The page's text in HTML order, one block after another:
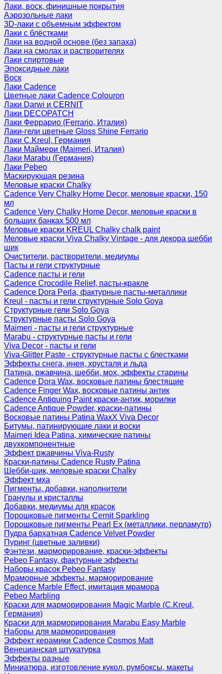
Лаки, воск, финишные покрытия
Аэрозольные лаки
3D-лаки с объемным эффектом
Лаки с блёстками
Лаки на водной основе (без запаха)
Лаки на смолах и растворителях
Лаки спиртовые
Эпоксидные лаки
Воск
Лаки Cadence
Цветные лаки Cadence Colouron
Лаки Darwi и CERNIT
Лаки DECOPATCH
Лаки Феррарио (Ferrario, Италия)
Лаки-гели цветные Gloss Shine Ferrario
Лаки C.Kreul, Германия
Лаки Маймери (Maimeri, Италия)
Лаки Marabu (Германия)
Лаки Pebeo
Маскирующая резина
Меловые краски Chalky
Cadence Very Chalky Home Decor, меловые краски, 150
мл
Cadence Very Chalky Home Decor, меловые краски в
больших банках 500 мл
Меловые краски KREUL Chalky chalk paint
Меловые краски Viva Chalky Vintage - для декора шебби
шик
Очистители, растворители, медиумы
Пасты и гели структурные
Cadence пасты и гели
Cadence Crocodile Relief, пасты-кракле
Cadence Dora Perla, фактурные пасты-металлики
Kreul - пасты и гели структурные Solo Goya
Структурные гели Solo Goya
Структурные пасты Solo Goya
Maimeri - пасты и гели структурные
Marabu - структурные пасты и гели
Viva Decor - пасты и гели
Viva-Glitter Paste - структурные пасты с блестками
Эффекты снега, инея, хрусталя и льда
Патина, ржавчина, шебби, мох, эффекты старины
Cadence Dora Wax, восковые патины блестящие
Cadence Finger Wax, восковые патины антик
Сadence Antiquing Paint краски-антик, морилки
Cadence Antique Powder, краски-патины
Восковые патины Patina WaxX Viva Decor
Битумы, патинирующие лаки и воски
Maimeri Idea Patina, химические патины
двухкомпонентные
Эффект ржавчины Viva-Rusty
Краски-патины Cadence Rusty Patina
Шебби-шик, меловые краски Chalky
Эффект мха
Пигменты, добавки, наполнители
Гранулы и кристаллы
Добавки, медиумы для красок
Порошковые пигменты Cernit Sparkling
Порошковые пигменты Pearl Ex (металлики, перламутр)
Пудра бархатная Cadence Velvet Powder
Пуринг (цветные заливки)
Фэнтези, марморирование, краски-эффекты
Pebeo Fantasy, фактурные эффекты
Наборы красок Pebeo Fantasy
Мраморные эффекты, марморирование
Cadence Marble Effect, имитация мрамора
Pebeo Marbling
Краски для марморирования Magic Marble (C.Kreul,
Германия)
Краски для марморирования Marabu Easy Marble
Наборы для марморирования
Эффект керамики Cadence Cosmos Matt
Венецианская штукатурка
Эффекты разные
Миниатюра, изготовление кукол, румбоксы, макеты